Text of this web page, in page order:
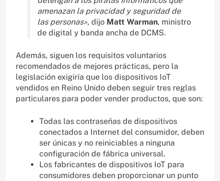
amenazan la privacidad y seguridad de
las personas», dijo Matt Warman, ministro
de digital y banda ancha de DCMS.
Además, siguen los requisitos voluntarios
recomendados de mejores prácticas, pero la
legislación exigiría que los dispositivos IoT
vendidos en Reino Unido deben seguir tres reglas
particulares para poder vender productos, que son:
Todas las contraseñas de dispositivos
conectados a Internet del consumidor, deben
ser únicas y no reiniciables a ninguna
configuración de fábrica universal.
Los fabricantes de dispositivos IoT para
consumidores deben proporcionar un punto